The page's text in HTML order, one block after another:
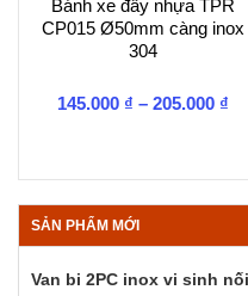
Bánh xe đẩy nhựa TPR
CP015 Ø50mm càng inox
304
145.000 ₫ – 205.000 ₫
SẢN PHẨM MỚI
Van bi 2PC inox vi sinh